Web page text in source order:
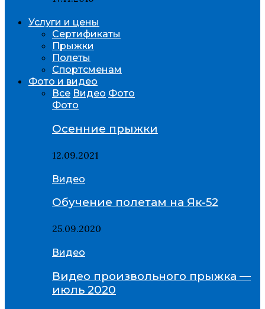
Услуги и цены
Сертификаты
Прыжки
Полеты
Спортсменам
Фото и видео
Все Видео Фото
Фото
Осенние прыжки
12.09.2021
Видео
Обучение полетам на Як-52
25.09.2020
Видео
Видео произвольного прыжка —
июль 2020